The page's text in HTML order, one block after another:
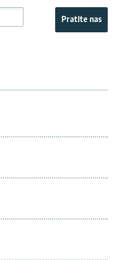
Pratite nas